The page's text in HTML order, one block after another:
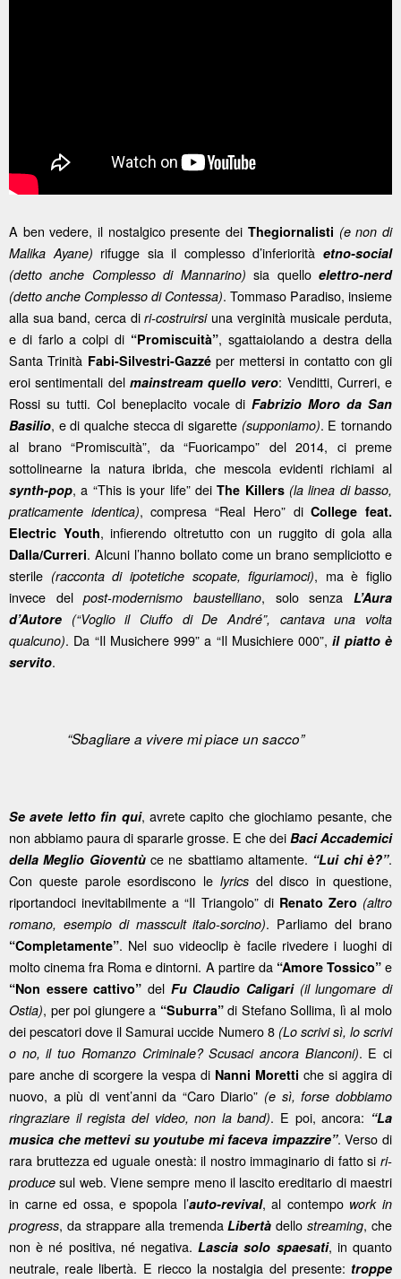
A ben vedere, il nostalgico presente dei Thegiornalisti (e non di
Malika Ayane) rifugge sia il complesso d’inferiorità etno-social
(detto anche Complesso di Mannarino) sia quelloelettro-nerd
(detto anche Complesso di Contessa). Tommaso Paradiso, insieme
alla sua band, cerca diri-costruirsiuna verginità musicale perduta,
e di farlo a colpi di “Promiscuità”, sgattaiolando a destra della
Santa Trinità Fabi-Silvestri-Gazzéper mettersi in contatto con gli
eroi sentimentali del mainstream quello vero: Venditti, Curreri, e
Rossi su tutti. Col beneplacito vocale di Fabrizio Moro da San
Basilio, e di qualche stecca di sigarette (supponiamo). E tornando
al brano “Promiscuità”, da “Fuoricampo” del 2014, ci preme
sottolinearne la natura ibrida, che mescola evidenti richiami al
synth-pop, a “This is your life” dei The Killers (la linea di basso,
praticamente identica), compresa “Real Hero” diCollege feat.
Electric Youth, infierendo oltretutto con un ruggito di gola alla
Dalla/Curreri. Alcuni l’hanno bollato come un brano sempliciotto e
sterile (racconta di ipotetiche scopate, figuriamoci), ma è figlio
invece delpost-modernismo baustelliano, solo senza L’Aura
d’Autore (“Voglio il Ciuffo di De André”, cantava una volta
qualcuno). Da “Il Musichere 999” a “Il Musichiere 000”,il piatto è
servito.
“Sbagliare a vivere mi piace un sacco”
Se avete letto fin qui, avrete capito che giochiamo pesante, che
non abbiamo paura di spararle grosse. E che dei Baci Accademici
della Meglio Gioventùce ne sbattiamo altamente. “Lui chi è?”.
Con queste parole esordiscono le lyricsdel disco in questione,
riportandoci inevitabilmente a “Il Triangolo” di Renato Zero (altro
romano, esempio di masscult italo-sorcino). Parliamo del brano
“Completamente”. Nel suo videoclip è facile rivedere i luoghi di
molto cinema fra Roma e dintorni. A partire da“Amore Tossico”e
“Non essere cattivo” del Fu Claudio Caligari(il lungomare di
Ostia), per poi giungere a “Suburra”di Stefano Sollima, lì al molo
dei pescatori dove il Samurai uccide Numero 8 (Lo scrivi sì, lo scrivi
o no, il tuo Romanzo Criminale? Scusaci ancora Bianconi). E ci
pare anche di scorgere la vespa di Nanni Moretti che si aggira di
nuovo, a più di vent’anni da “Caro Diario” (e sì, forse dobbiamo
ringraziare il regista del video, non la band). E poi, ancora: “La
musica che mettevi su youtube mi faceva impazzire”. Verso di
rara bruttezza ed uguale onestà: il nostro immaginario di fatto si ri-
produce sul web. Viene sempre meno il lascito ereditario di maestri
in carne ed ossa, e spopola l’auto-revival, al contempowork in
progress, da strappare alla tremendaLibertà dellostreaming, che
non è né positiva, né negativa.Lascia solo spaesati, in quanto
neutrale, reale libertà. E riecco la nostalgia del presente: troppe